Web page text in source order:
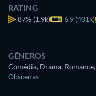
RATING
87% (1.9k) 6.9 (401k)
GÊNEROS
Comédia, Drama, Romance,
Obscenas